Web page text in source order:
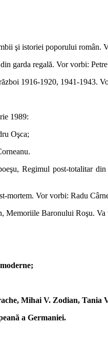
şi istoriei poporului român.
garda regală. Vor vorbi:
1916-1920, 1941-1943.
1989:
Oşca;
Regimul post-totalitar
mortem. Vor vorbi: Radu
Memoriile Baronului Roşu.
Mihai V. Zodian,
a Germaniei.